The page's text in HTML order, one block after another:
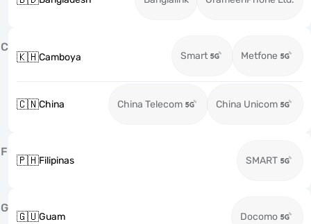
C
🇰🇭Camboya Smart Metfone
🇨🇳China China Telecom China Unicom
F
🇵🇭Filipinas SMART
G
🇬🇺Guam Docomo